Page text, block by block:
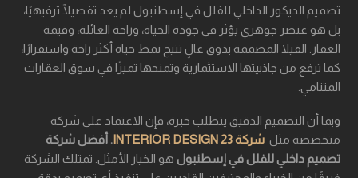
تصميم الديكور الداخلي للفلل في إسطنبول لم يعد تفصيلًا ترفيهيًا،
بل هو عنصر جوهري يؤثر في جودة الحياة، وراحة العائلة، وقيمة
العقار. الفيلا المصممة بذوق عالٍ تتيح نمط حياة أكثر راحة واستقرارًا،
كما ترفع من جاذبيتها الاستثمارية وتمنحها تميزًا في سوق العقارات
المتنامي.
وبما أن التصميم الدقيق يتطلب خبرة، فإن الاعتماد على شركة
متخصصة مثل شركة 23 INTERIOR DESIGN
. أفضل شركة
تصميم داخلي للفلل في إسطنبول هو الخيار الأمثل. تمتلك الشركة